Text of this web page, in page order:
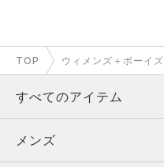
TOP ウィメンズ＋ボーイズ
すべてのアイテム
メンズ
メンズ